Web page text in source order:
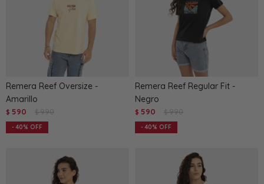
Remera Reef Oversize -
Amarillo
$ 590 $ 990
40
Remera Reef Regular Fit -
Negro
$ 590 $ 990
40